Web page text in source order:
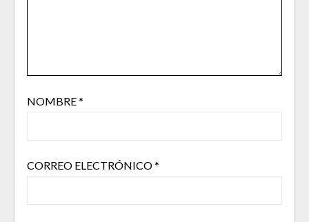
NOMBRE*
CORREO ELECTRÓNICO*